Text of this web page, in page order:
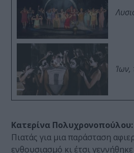
Ίων,
Κατερίνα Πολυχρονοπούλου:
Πιατάς για μια παράσταση
ενθουσιασμό κι έτσι